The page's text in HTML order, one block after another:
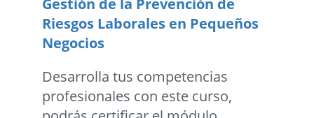
Gestión de la Prevención de
Riesgos Laborales en Pequeños
Negocios
Desarrolla tus competencias
profesionales con este curso,